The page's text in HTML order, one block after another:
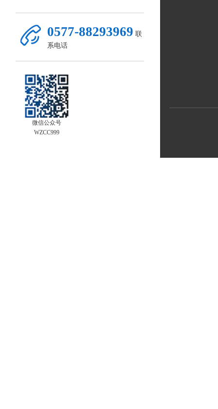
0577-88293969 联
系电话
微信公众号
WZCC999